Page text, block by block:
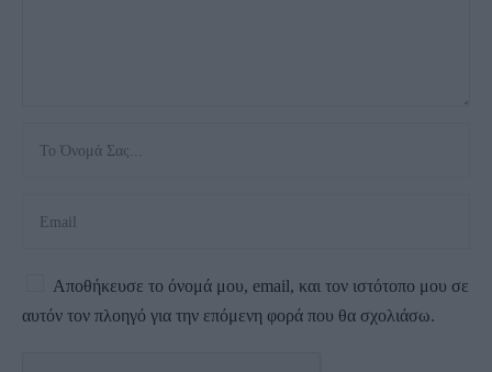
Αποθήκευσε το όνομά μου, email, και τον ιστότοπο μου σε
αυτόν τον πλοηγό για την επόμενη φορά που θα σχολιάσω.